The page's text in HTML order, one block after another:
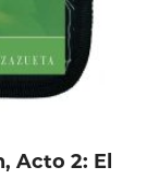
página
de
Acto 2: El